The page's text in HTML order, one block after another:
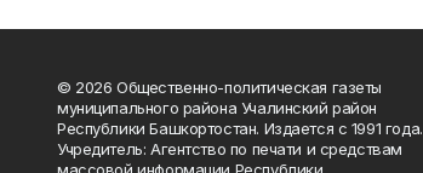
© 2026 Общественно-политическая газеты
муниципального района Учалинский район
Республики Башкортостан. Издается с 1991 года.
Учредитель: Агентство по печати и средствам